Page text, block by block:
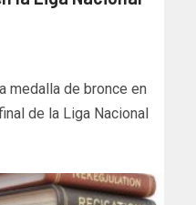
medalla de bronce en
de la Liga Nacional